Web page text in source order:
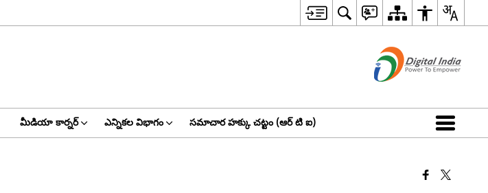
మీడియా కార్నర్ ఎన్నికల విభాగం సమాచార హక్కు చట్టం (ఆర్ టి ఐ)